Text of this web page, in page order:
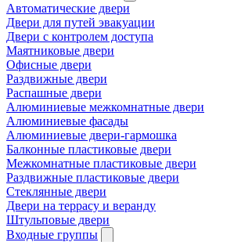
Автоматические двери
Двери для путей эвакуации
Двери с контролем доступа
Маятниковые двери
Офисные двери
Раздвижные двери
Распашные двери
Алюминиевые межкомнатные двери
Алюминиевые фасады
Алюминиевые двери-гармошка
Балконные пластиковые двери
Межкомнатные пластиковые двери
Раздвижные пластиковые двери
Стеклянные двери
Двери на террасу и веранду
Штульповые двери
Входные группы